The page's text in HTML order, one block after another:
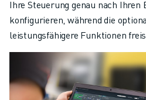
Ihre Steuerung genau nach Ihren
konfigurieren, während die
leistungsfähigere Funktionen